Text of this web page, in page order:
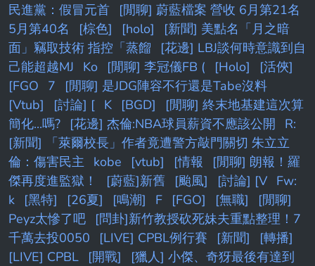
民進黨：假冒元首
[閒聊] 蔚藍檔案 營收 6月第21名
5月第40名
[棕色] [holo]
[新聞] 美點名「月之暗
面」竊取技術 指控「蒸餾
[花邊] LBJ談何時意識到自
己能超越MJ
Ko [閒聊] 李冠儀FB ( [Holo]
[活俠]
[FGO
7
[閒聊] 是JDG陣容不行還是Tabe沒料
[Vtub]
[討論] [ K [BGD]
[閒聊] 終末地基建這次算
簡化...嗎?
[花邊] 杰倫:NBA球員薪資不應該公開
R:
[新聞] 「萊爾校長」作者竟遭警方敲門關切 朱立立
倫：傷害民主 kobe [vtub] [情報
[閒聊] 朗報！羅
傑再度進監獄！
[蔚藍]新舊 [颱風] [討論] [V Fw:
k
[黑特] [26夏] [鳴潮] F [FGO] [無職]
[閒聊]
Peyz太慘了吧
[問卦]新竹教授砍死妹夫重點整理！7
千萬去投0050
[LIVE] CPBL例行賽 [新聞]
[轉播]
[LIVE] CPBL
[開戰]
[獵人] 小傑、奇犽最後有達到